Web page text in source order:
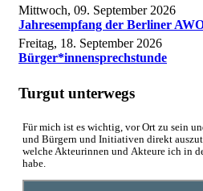
Mittwoch, 09. September 2026
Jahresempfang der Berliner
Freitag, 18. September 2026
Bürger*innensprechstunde
Turgut unterwegs
Für mich ist es wichtig, vor Ort zu sein
und Bürgern und Initiativen direkt
welche Akteurinnen und Akteure ich in
habe.